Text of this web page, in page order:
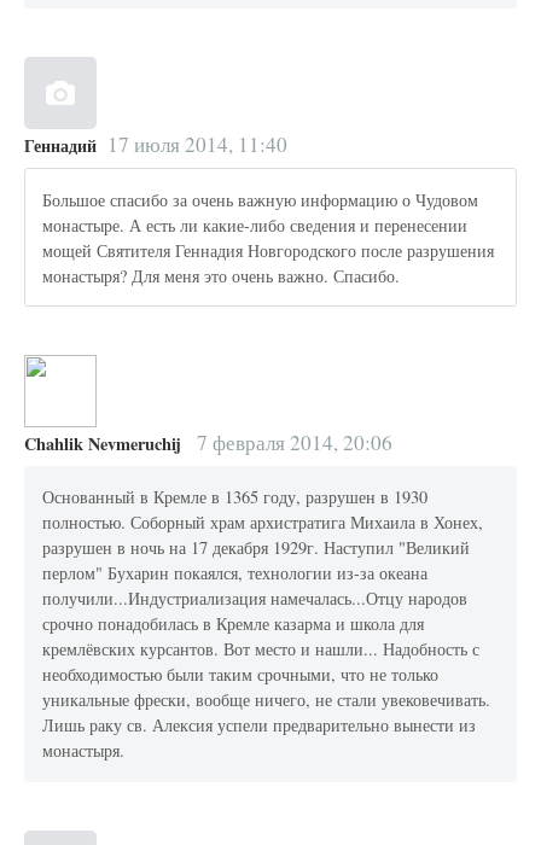
Геннадий 17 июля 2014, 11:40
Большое спасибо за очень важную информацию о Чудовом
монастыре. А есть ли какие-либо сведения и перенесении
мощей Святителя Геннадия Новгородского после разрушения
монастыря? Для меня это очень важно. Спасибо.
Chahlik Nevmeruchij 7 февраля 2014, 20:06
Основанный в Кремле в 1365 году, разрушен в 1930
полностью. Соборный храм архистратига Михаила в Хонех,
разрушен в ночь на 17 декабря 1929г. Наступил "Великий
перлом" Бухарин покаялся, технологии из-за океана
получили...Индустриализация намечалась...Отцу народов
срочно понадобилась в Кремле казарма и школа для
кремлёвских курсантов. Вот место и нашли... Надобность с
необходимостью были таким срочными, что не только
уникальные фрески, вообще ничего, не стали увековечивать.
Лишь раку св. Алексия успели предварительно вынести из
монастыря.